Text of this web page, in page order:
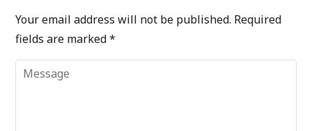
Your email address will not be published. Required
fields are marked*